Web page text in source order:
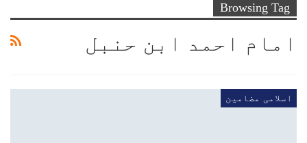
Browsing Tag
امام احمد ابن حنبل
اسلامی مضامین